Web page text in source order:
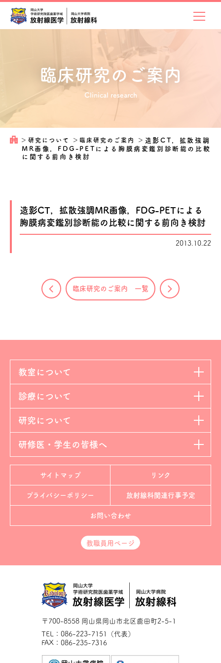
臨床研究のご案内
Clinical research
＞ 研究について ＞ 臨床研究のご案内 ＞ 造影CT，拡散強調
MR画像，FDG-PETによる胸膜病変鑑別診断能の比較
に関する前向き検討
造影CT，拡散強調MR画像，FDG-PETによる
胸膜病変鑑別診断能の比較に関する前向き検討
2013.10.22
臨床研究のご案内 一覧
教室について
診療について
研究について
研修医・学生の皆様へ
〒700-8558 岡山県岡山市北区鹿田町2-5-1
TEL：086-223-7151（代表）
FAX：086-235-7316
サイトマップ リンク
プライバシーポリシー 放射線科関連行事予定
お問い合わせ
教職員用ページ